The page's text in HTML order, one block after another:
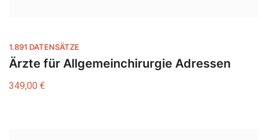
1.891 DATENSÄTZE
Ärzte für Allgemeinchirurgie Adressen
349,00€